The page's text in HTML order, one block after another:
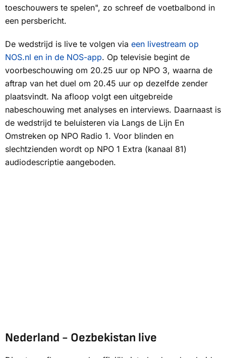
toeschouwers te spelen", zo schreef de voetbalbond in
een persbericht.
De wedstrijd is live te volgen via een livestream op
NOS.nl en in de NOS-app. Op televisie begint de
voorbeschouwing om 20.25 uur op NPO 3, waarna de
aftrap van het duel om 20.45 uur op dezelfde zender
plaatsvindt. Na afloop volgt een uitgebreide
nabeschouwing met analyses en interviews. Daarnaast is
de wedstrijd te beluisteren via Langs de Lijn En
Omstreken op NPO Radio 1. Voor blinden en
slechtzienden wordt op NPO 1 Extra (kanaal 81)
audiodescriptie aangeboden.
Nederland - Oezbekistan live